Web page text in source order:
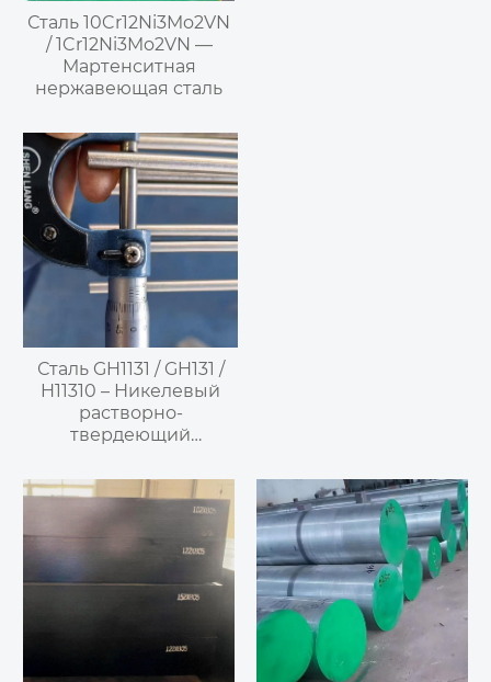
Сталь 10Cr12Ni3Mo2VN
/ 1Cr12Ni3Mo2VN —
Мартенситная
нержавеющая сталь
Сталь GH1131 / GH131 /
H11310 – Никелевый
растворно-
твердеющий
сплав